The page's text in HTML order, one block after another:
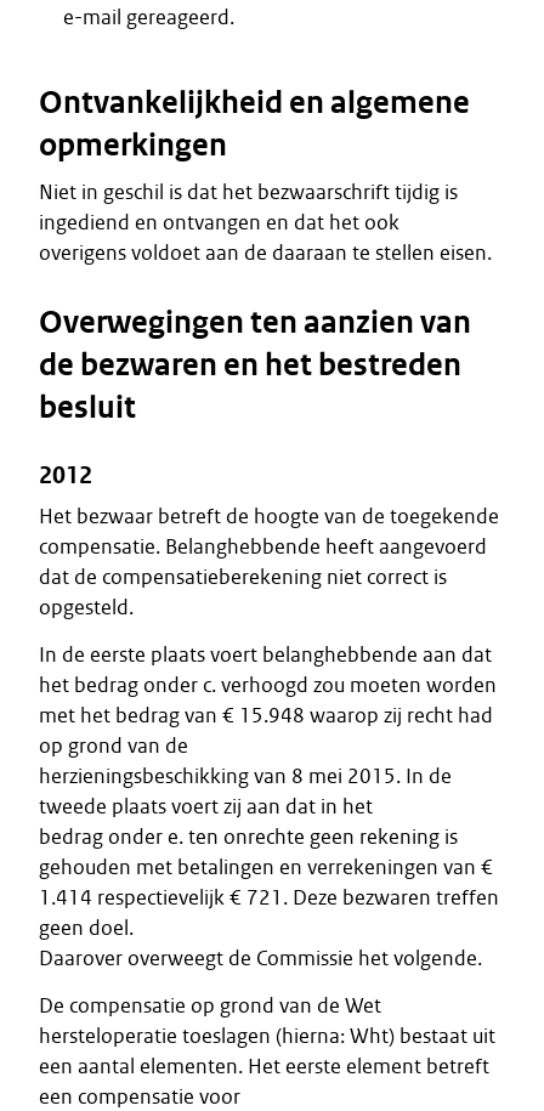
e-mail gereageerd.
Ontvankelijkheid en algemene
opmerkingen
Niet in geschil is dat het bezwaarschrift tijdig is
ingediend en ontvangen en dat het ook
overigens voldoet aan de daaraan te stellen eisen.
Overwegingen ten aanzien van
de bezwaren en het bestreden
besluit
2012
Het bezwaar betreft de hoogte van de toegekende
compensatie. Belanghebbende heeft aangevoerd
dat de compensatieberekening niet correct is
opgesteld.
In de eerste plaats voert belanghebbende aan dat
het bedrag onder c. verhoogd zou moeten worden
met het bedrag van € 15.948 waarop zij recht had
op grond van de
herzieningsbeschikking van 8 mei 2015. In de
tweede plaats voert zij aan dat in het
bedrag onder e. ten onrechte geen rekening is
gehouden met betalingen en verrekeningen van €
1.414 respectievelijk € 721. Deze bezwaren treffen
geen doel.
Daarover overweegt de Commissie het volgende.
De compensatie op grond van de Wet
hersteloperatie toeslagen (hierna: Wht) bestaat uit
een aantal elementen. Het eerste element betreft
een compensatie voor